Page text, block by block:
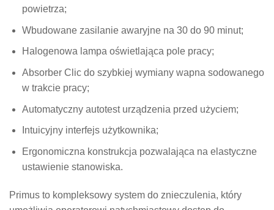
powietrza;
Wbudowane zasilanie awaryjne na 30 do 90 minut;
Halogenowa lampa oświetlająca pole pracy;
Absorber Clic do szybkiej wymiany wapna sodowanego
w trakcie pracy;
Automatyczny autotest urządzenia przed użyciem;
Intuicyjny interfejs użytkownika;
Ergonomiczna konstrukcja pozwalająca na elastyczne
ustawienie stanowiska.
Primus to kompleksowy system do znieczulenia, który